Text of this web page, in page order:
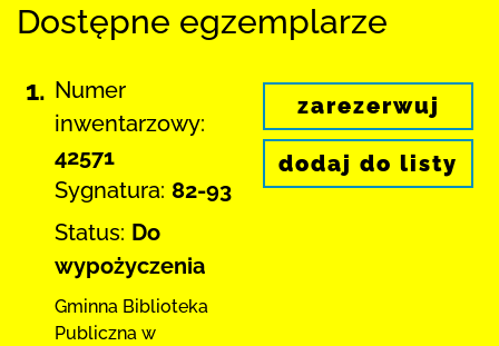
Dostępne egzemplarze
1. Numer
inwentarzowy:
42571
Sygnatura: 82-93
Status: Do
wypożyczenia
Gminna Biblioteka
Publiczna w
zarezerwuj
dodaj do listy